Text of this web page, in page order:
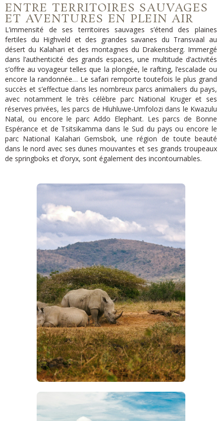
ENTRE TERRITOIRES SAUVAGES
ET AVENTURES EN PLEIN AIR
L’immensité de ses territoires sauvages s’étend des plaines
fertiles du Highveld et des grandes savanes du Transvaal au
désert du Kalahari et des montagnes du Drakensberg. Immergé
dans l’authenticité des grands espaces, une multitude d’activités
s’offre au voyageur telles que la plongée, le rafting, l’escalade ou
encore la randonnée… Le safari remporte toutefois le plus grand
succès et s’effectue dans les nombreux parcs animaliers du pays,
avec notamment le très célèbre parc National Kruger et ses
réserves privées, les parcs de Hluhluwe-Umfolozi dans le Kwazulu
Natal, ou encore le parc Addo Elephant. Les parcs de Bonne
Espérance et de Tsitsikamma dans le Sud du pays ou encore le
parc National Kalahari Gemsbok, une région de toute beauté
dans le nord avec ses dunes mouvantes et ses grands troupeaux
de springboks et d’oryx, sont également des incontournables.
DÉCOUVREZ
KWAZULU NATAL